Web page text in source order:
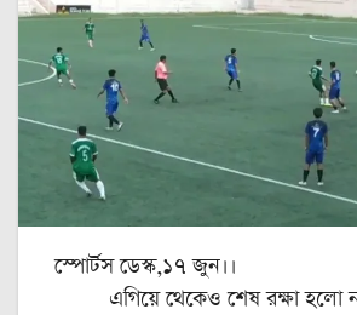
স্পোর্টস ডেস্ক,১৭ জুন।।
এগিয়ে থেকেও শেষ রক্ষা হলো